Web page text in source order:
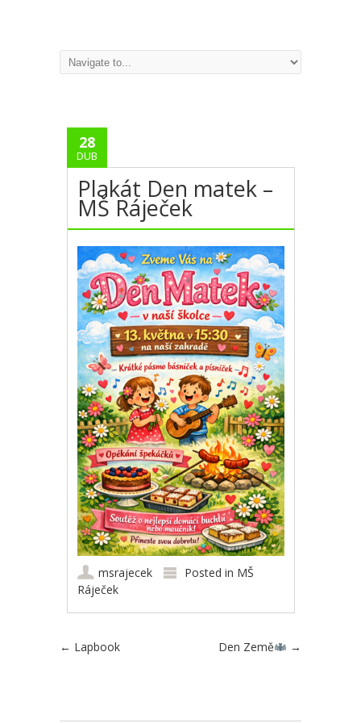
28
DUB
Plakát Den matek –
MŠ Ráječek
msrajecek Posted in MŠ
Ráječek
← Lapbook Den Země →